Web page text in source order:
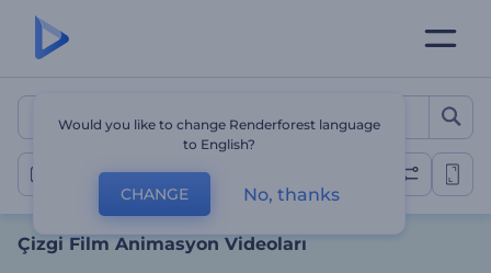
Çizgi Film Animasyon
Çizgi Film Videolar
Çizgi Film Animasyon Videoları
Would you like to change Renderforest language
to English?
CHANGE No, thanks